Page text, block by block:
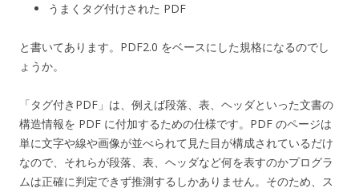
うまくタグ付けされた PDF
と書いてあります。PDF2.0 をベースにした規格になるのでし
ょうか。
「タグ付きPDF」は、例えば段落、表、ヘッダといった文書の
構造情報を PDF に付加するための仕様です。PDF のページは
単に文字や線や画像が並べられて見た目が構成されているだけ
なので、それらが段落、表、ヘッダなど何を表すのかプログラ
ムは正確に判定できず推測するしかありません。そのため、ス